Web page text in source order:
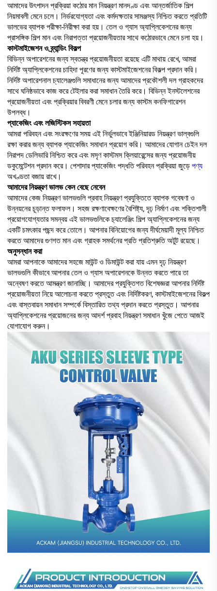
আমাদের উৎপাদন প্রক্রিয়া কঠোর মান নিয়ন্ত্রণ মানদণ্ড এবং আন্তর্জাতিক শিল্প
নিয়মাবলী মেনে চলে। নির্ভরযোগ্যতা এবং কর্মদক্ষতার সামঞ্জস্য নিশ্চিত করতে প্রতিটি
ভালভের ব্যাপক পরীক্ষা-নিরীক্ষা করা হয়। তেল ও গ্যাস অ্যাপ্লিকেশনের জন্য
প্রাসঙ্গিক শিল্প মান এবং নিরাপত্তা প্রয়োজনীয়তার সাথে কঠোরভাবে মেনে চলা হয়।
কাস্টমাইজেশন ও ব্র্যান্ডিং বিকল্প
বিভিন্ন অপারেশনের জন্য স্বতন্ত্র প্রয়োজনীয়তা রয়েছে এটি মাথায় রেখে, আমরা
নির্দিষ্ট অ্যাপ্লিকেশনের চাহিদা পূরণের জন্য কাস্টমাইজেশনের বিকল্প প্রদান করি।
নির্দিষ্ট অপারেশনাল চ্যালেঞ্জগুলি সমাধানের জন্য আমাদের প্রকৌশলী দল গ্রাহকদের
সাথে ঘনিষ্ঠভাবে কাজ করে টেইলার করা সমাধান তৈরি করে। বিভিন্ন ইনস্টলেশনের
প্রয়োজনীয়তা এবং প্রক্রিয়ার বিবরণী মেনে চলার জন্য কাস্টম কনফিগারেশন
উপলব্ধ।
প্যাকেজিং এবং লজিস্টিকস সহায়তা
আমরা পরিবহন এবং সংরক্ষণের সময় এই নির্ভুলভাবে ইঞ্জিনিয়ারড নিয়ন্ত্রণ ভাল্বগুলি
রক্ষা করার জন্য ব্যাপক প্যাকেজিং সমাধান প্রয়োগ করি। আমাদের যোগান চেইন দল
নিরাপদ ডেলিভারি নিশ্চিত করে এবং মসৃণ কাস্টমস ক্লিয়ারেন্সের জন্য প্রয়োজনীয়
ডকুমেন্টেশন প্রদান করে। পেশাদার প্যাকেজিং পদ্ধতি পরিবহন প্রক্রিয়া জুড়ে পণ্য
অখণ্ডতা বজায় রাখে।
আমাদের নিয়ন্ত্রণ ভালভ কেন বেছে নেবেন
আমাদের কেজ নিয়ন্ত্রণ ভালভগুলি প্রবাহ নিয়ন্ত্রণ প্রযুক্তিতে ব্যাপক গবেষণা ও
উন্নয়নের চূড়ান্ত ফলাফল। সহজ রক্ষণাবেক্ষণের বৈশিষ্ট্য, দৃঢ় নির্মাণ এবং শক্তিশালী
প্রয়োগযোগ্যতার সমন্বয় এই ভালভগুলিকে চ‍্যালেঞ্জিং শিল্প অ্যাপ্লিকেশনের জন্য
একটি চমৎকার পছন্দ করে তোলে। আপনার বিনিয়োগের জন্য দীর্ঘমেয়াদী মূল্য নিশ্চিত
করতে আমাদের গুণগত মান এবং গ্রাহক সমর্থনের প্রতি প্রতিশ্রুতি অটুট রয়েছে।
অনুসন্ধান করা
আমরা আপনাকে আমাদের সহজে মাউন্ট ও ডিমাউন্ট করা যায় এমন দৃঢ় নিয়ন্ত্রণ
ভালভগুলি কীভাবে আপনার তেল ও গ্যাস অপারেশনকে উন্নত করতে পারে তা
অন্বেষণ করতে আমন্ত্রণ জানাচ্ছি। আমাদের প্রযুক্তিগত বিশেষজ্ঞরা আপনার নির্দিষ্ট
প্রয়োজনীয়তা নিয়ে আলোচনা করতে প্রস্তুত এবং নির্দিষ্টকরণ, কাস্টমাইজেশনের বিকল্প
এবং বাস্তবায়ন সমাধান সম্পর্কে বিস্তারিত তথ্য প্রদান করতে প্রস্তুত। আপনার
অ্যাপ্লিকেশনের প্রয়োজনের জন্য আদর্শ প্রবাহ নিয়ন্ত্রণ সমাধান খুঁজে পেতে আজই
যোগাযোগ করুন।